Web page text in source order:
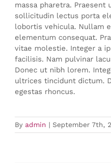
massa pharetra.
sollicitudin lectus porta
lobortis vehicula. Nullam
elementum consequat.
vitae molestie. Integer a
facilisis. Nam pulvinar
Donec ut nibh lorem.
ultrices tincidunt dictum.
egestas rhoncus.
By admin | September 7th,